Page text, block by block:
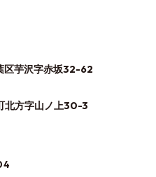
区芋沢字赤坂32-62
北方字山ノ上30-3